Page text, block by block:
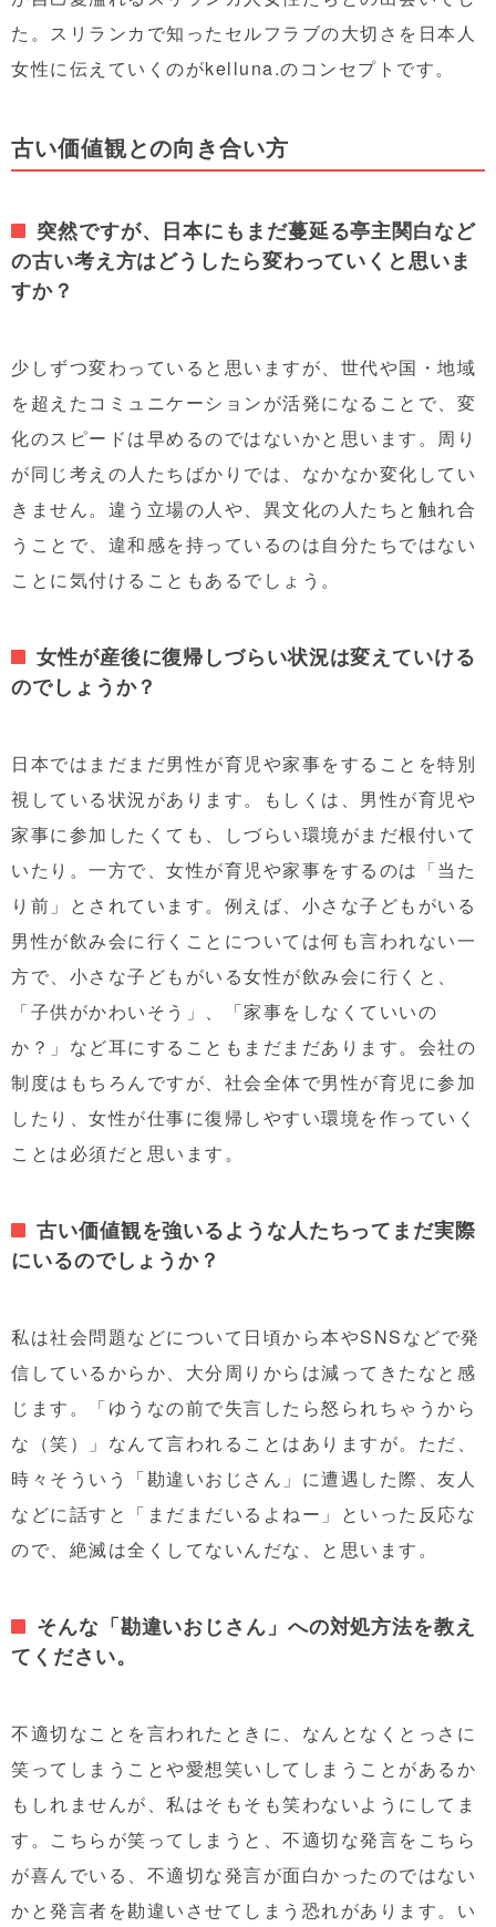
た。スリランカで知ったセルフラブの大切さを日本人
女性に伝えていくのがkelluna.のコンセプトです。
古い価値観との向き合い方
突然ですが、日本にもまだ蔓延る亭主関白など
の古い考え方はどうしたら変わっていくと思いま
すか？
少しずつ変わっていると思いますが、世代や国・地域
を超えたコミュニケーションが活発になることで、変
化のスピードは早めるのではないかと思います。周り
が同じ考えの人たちばかりでは、なかなか変化してい
きません。違う立場の人や、異文化の人たちと触れ合
うことで、違和感を持っているのは自分たちではない
ことに気付けることもあるでしょう。
女性が産後に復帰しづらい状況は変えていける
のでしょうか？
日本ではまだまだ男性が育児や家事をすることを特別
視している状況があります。もしくは、男性が育児や
家事に参加したくても、しづらい環境がまだ根付いて
いたり。一方で、女性が育児や家事をするのは「当た
り前」とされています。例えば、小さな子どもがいる
男性が飲み会に行くことについては何も言われない一
方で、小さな子どもがいる女性が飲み会に行くと、
「子供がかわいそう」、「家事をしなくていいの
か？」など耳にすることもまだまだあります。会社の
制度はもちろんですが、社会全体で男性が育児に参加
したり、女性が仕事に復帰しやすい環境を作っていく
ことは必須だと思います。
古い価値観を強いるような人たちってまだ実際
にいるのでしょうか？
私は社会問題などについて日頃から本やSNSなどで発
信しているからか、大分周りからは減ってきたなと感
じます。「ゆうなの前で失言したら怒られちゃうから
な（笑）」なんて言われることはありますが。ただ、
時々そういう「勘違いおじさん」に遭遇した際、友人
などに話すと「まだまだいるよねー」といった反応な
ので、絶滅は全くしてないんだな、と思います。
そんな「勘違いおじさん」への対処方法を教え
てください。
不適切なことを言われたときに、なんとなくとっさに
笑ってしまうことや愛想笑いしてしまうことがあるか
もしれませんが、私はそもそも笑わないようにしてま
す。こちらが笑ってしまうと、不適切な発言をこちら
が喜んでいる、不適切な発言が面白かったのではない
かと発言者を勘違いさせてしまう恐れがあります。い